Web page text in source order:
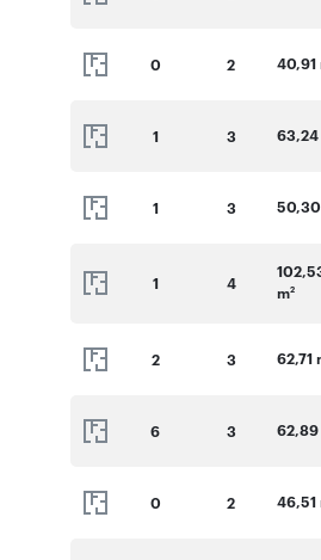
0 2 40,91
1 3 63,24
1 3
1 4
m2
2 3 62,71
6 3 62,89
0 2 46,51